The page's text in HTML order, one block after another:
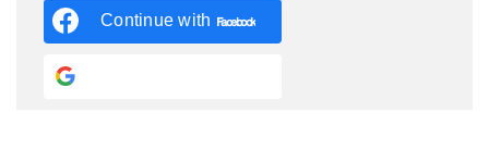
Continue with Facebook